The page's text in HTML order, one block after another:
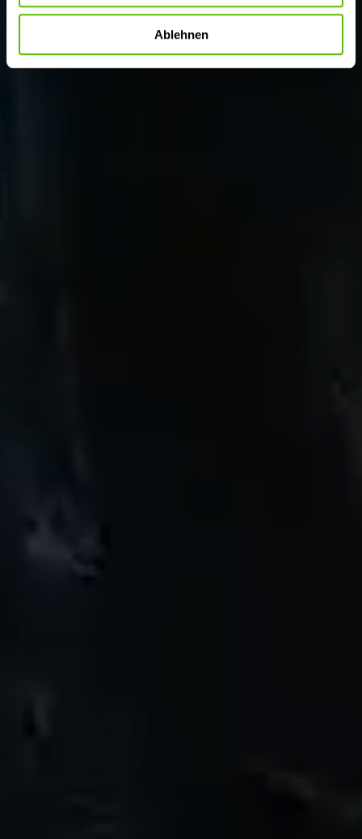
Ablehnen